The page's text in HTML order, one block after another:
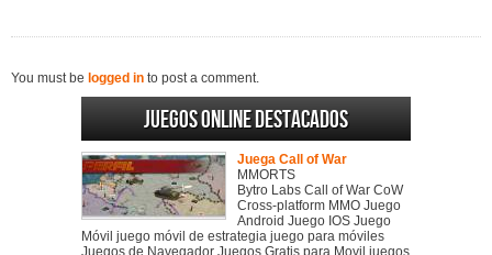
You must be logged in to post a comment.
Juegos online destacados
Juega Call of War
MMORTS
Bytro Labs Call of War CoW
Cross-platform MMO Juego
Android Juego IOS Juego
Móvil juego móvil de estrategia juego para móviles